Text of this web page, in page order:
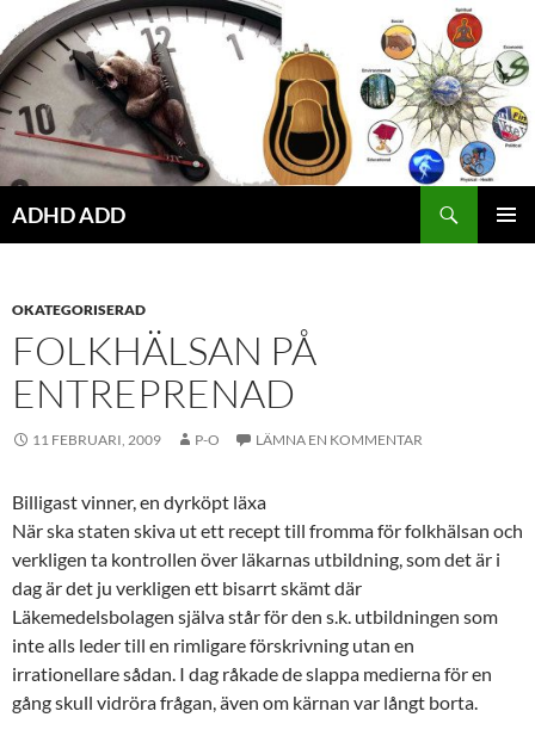
Hoppa
till
innehåll
ADHD ADD
OKATEGORISERAD
FOLKHÄLSAN PÅ
ENTREPRENAD
11 FEBRUARI, 2009 P-O LÄMNA EN KOMMENTAR
Billigast vinner, en dyrköpt läxa
När ska staten skiva ut ett recept till fromma för folkhälsan och
verkligen ta kontrollen över läkarnas utbildning, som det är i
dag är det ju verkligen ett bisarrt skämt där
Läkemedelsbolagen själva står för den s.k. utbildningen som
inte alls leder till en rimligare förskrivning utan en
irrationellare sådan. I dag råkade de slappa medierna för en
gång skull vidröra frågan, även om kärnan var långt borta.